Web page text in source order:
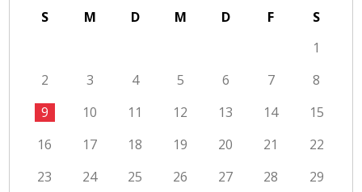
S M D M D F
S
1
2
3 4 5 6 7
8
9
10 11 12 13 14
15
16
17 18 19 20 21
22
23
24 25 26 27 28
29